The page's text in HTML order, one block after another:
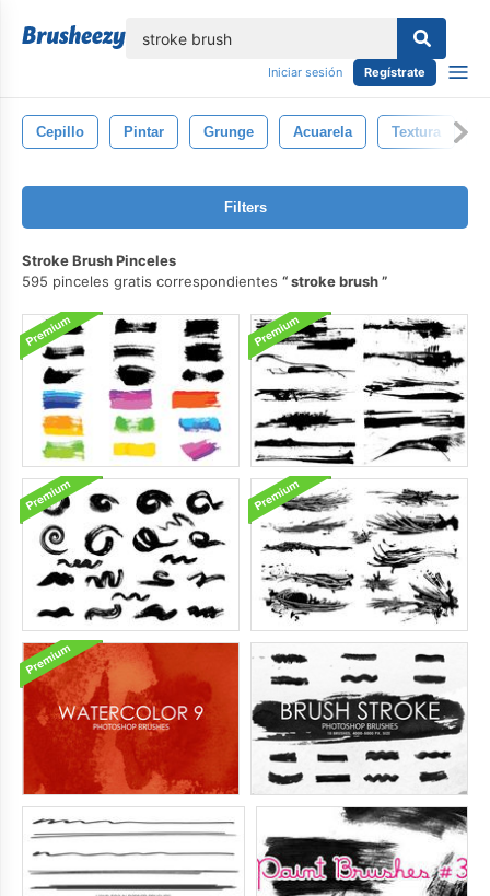
Iniciar sesión Regístrate
Cepillo Pintar Grunge Acuarela Textura
Filters
Stroke Brush Pinceles
595 pinceles gratis correspondientes
stroke brush